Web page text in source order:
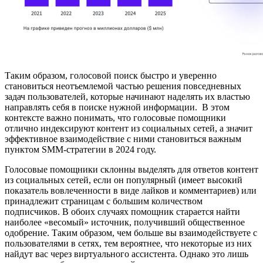
Таким образом, голосовой поиск быстро и уверенно
становиться неотъемлемой частью решения повседневных
задач пользователей, которые начинают наделять их властью
направлять себя в поиске нужной информации. В этом
контексте важно понимать, что голосовые помощники
отлично индексируют контент из социальных сетей, а значит
эффективное взаимодействие с ними становиться важным
пунктом SMM-стратегии в 2024 году.
Голосовые помощники склонны выделять для ответов контент
из социальных сетей, если он популярный (имеет высокий
показатель вовлеченности в виде лайков и комментариев) или
принадлежит страницам с большим количеством
подписчиков. В обоих случаях помощник старается найти
наиболее «весомый» источник, получивший общественное
одобрение. Таким образом, чем больше вы взаимодействуете с
пользователями в сетях, тем вероятнее, что некоторые из них
найдут вас через виртуального ассистента. Однако это лишь